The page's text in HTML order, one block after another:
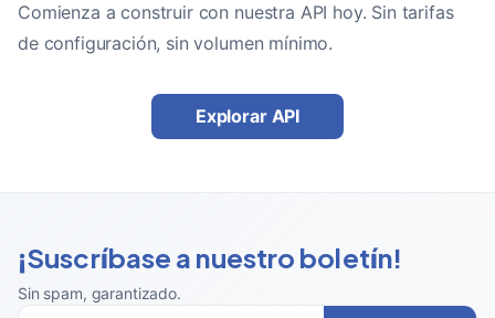
Comienza a construir con nuestra API hoy. Sin tarifas
de configuración, sin volumen mínimo.
Explorar API
¡Suscríbase a nuestro boletín!
Sin spam, garantizado.